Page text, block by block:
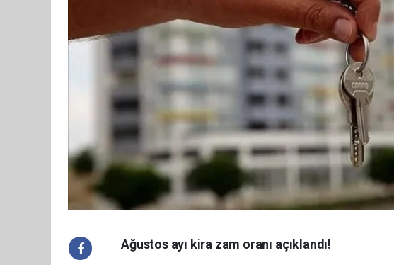
Ağustos ayı kira zam oranı açıklandı!